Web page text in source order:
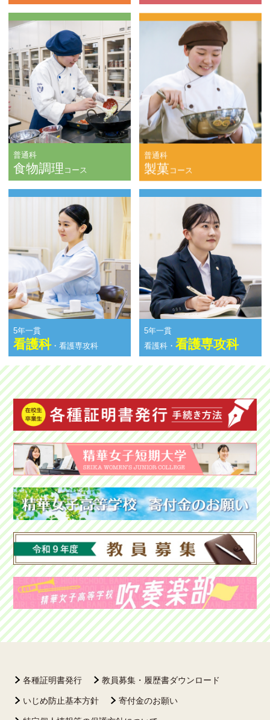
普通科
食物調理 コース
普通科
製菓 コース
5年一貫
看護科・看護専攻科
5年一貫
看護科・看護専攻科
各種証明書発行 教員募集・履歴書ダウンロード
いじめ防止基本方針 寄付金のお願い